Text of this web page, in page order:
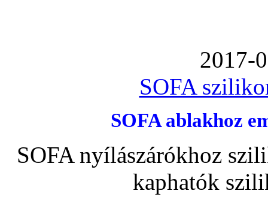
2017-
SOFA
SOFA ablakhoz
SOFA nyílászárókhoz
kaphatók